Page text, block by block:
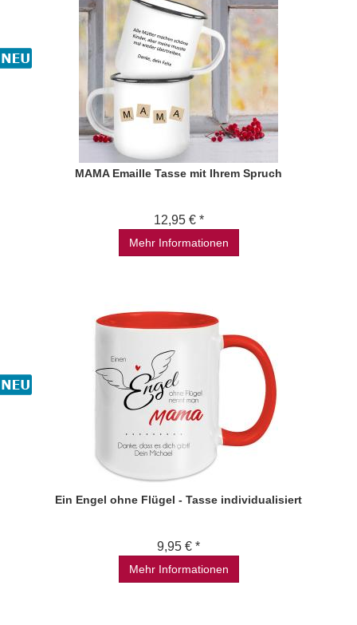
MAMA Emaille Tasse mit Ihrem Spruch
12,95 € *
Mehr Informationen
Ein Engel ohne Flügel - Tasse individualisiert
9,95 € *
Mehr Informationen